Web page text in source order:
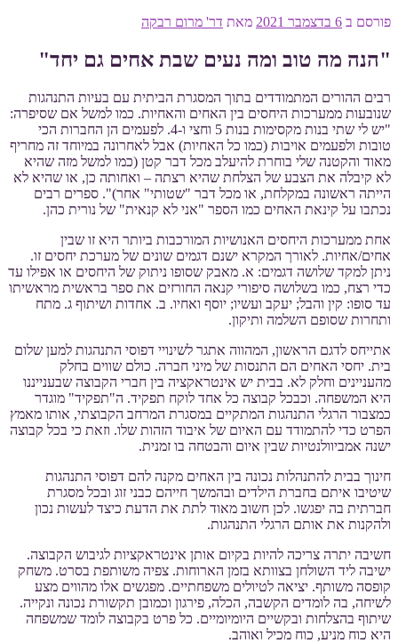
פורסם ב 6 בדצמבר 2021 מאת דר' מרום רבקה
"הנה מה טוב ומה נעים שבת אחים גם יחד"
רבים ההורים המתמודדים בתוך המסגרת הביתית עם בעיות התנהגות
שנובעות ממערכות היחסים בין האחים והאחיות. כמו למשל אם שסיפרה:
"יש לי שתי בנות מקסימות בנות 5 וחצי ו-4. לפעמים הן החברות הכי
טובות ולפעמים אויבות (כמו כל האחיות) אבל לאחרונה במיוחד זה מחריף
מאוד והקטנה שלי בוחרת להיעלב מכל דבר קטן (כמו למשל מזה שהיא
לא קיבלה את הצבע של הצלחת שהיא רצתה – ואחותה כן, או שהיא לא
הייתה ראשונה במקלחת, או מכל דבר "שטותי" אחר)". ספרים רבים
נכתבו על קינאת האחים כמו הספר "אני לא קנאית" של נורית כהן.
אחת ממערכות היחסים האנושיות המורכבות ביותר היא זו שבין
אחים/אחיות. לאורך המקרא ישנם דגמים שונים של מערכת יחסים זו.
ניתן למקד שלושה דגמים: א. מאבק שסופו ניתוק של היחסים או אפילו עד
כדי רצח, כמו בשלושה סיפורי קנאה החורזים את ספר בראשית מראשיתו
עד סופו: קין והבל; יעקב ועשיו; יוסף ואחיו. ב. אחדות ושיתוף ג. מתח
ותחרות שסופם השלמה ותיקון.
אתייחס לדגם הראשון, המהווה אתגר לשינויי דפוסי התנהגות למען שלום
בית. יחסי האחים הם התנסות של מיני חברה. כולם שווים בחלק
מהעניינים וחלק לא. בבית יש אינטראקציה בין חברי הקבוצה שבענייננו
היא המשפחה. וכבכל קבוצה כל אחד לוקח תפקיד. ה"תפקיד" מוגדר
כמצבור הרגלי התנהגות המתקיים במסגרת המרחב הקבוצתי, אותו מאמץ
הפרט כדי להתמודד עם האיום של איבוד הזהות שלו. וזאת כי בכל קבוצה
ישנה אמביוולנטיות שבין איום והבטחה בו זמנית.
חינוך בבית להתנהלות נכונה בין האחים מקנה להם דפוסי התנהגות
שיטיבו איתם בחברת הילדים ובהמשך חייהם כבני זוג ובכל מסגרת
חברתית בה יפגשו. לכן חשוב מאוד לתת את הדעת כיצד לעשות נכון
ולהקנות את אותם הרגלי התנהגות.
חשיבה יתרה צריכה להיות בקיום אותן אינטראקציות לגיבוש הקבוצה.
ישיבה ליד השולחן בצוותא בזמן הארוחות. צפיה משותפת בסרט. משחק
קופסה משותף. יציאה לטיולים משפחתיים. מפגשים אלו מהווים מצע
לשיחה, בה לומדים הקשבה, הכלה, פירגון וכמובן תקשורת נכונה ונקייה.
שיתוף בהצלחות ובקשיים היומיומיים. כל פרט בקבוצה לומד שמשפחה
היא כוח מניע, כוח מכיל ואוהב.